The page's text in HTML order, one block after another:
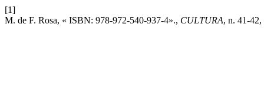
[1]
M. de F. Rosa, « ISBN: 978-972-540-937-4»., CULTURA, n. 41-